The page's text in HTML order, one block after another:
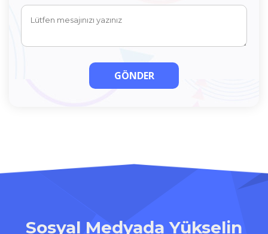
GÖNDER
Sosyal Medyada Yükselin